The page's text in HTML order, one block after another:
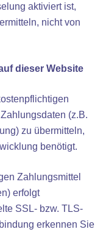
aktiviert ist,
nicht von
dieser Website
(z.B.
zu übermitteln,
benötigt.
Zahlungsmittel
erfolgt
SSL- bzw. TLS-
erkennen Sie